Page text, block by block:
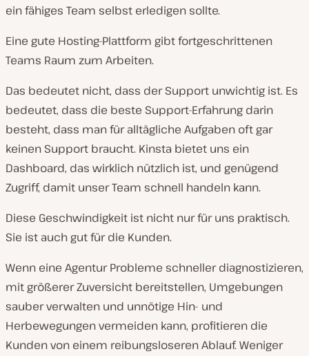
ein fähiges Team selbst erledigen sollte.
Eine gute Hosting-Plattform gibt fortgeschrittenen
Teams Raum zum Arbeiten.
Das bedeutet nicht, dass der Support unwichtig ist. Es
bedeutet, dass die beste Support-Erfahrung darin
besteht, dass man für alltägliche Aufgaben oft gar
keinen Support braucht. Kinsta bietet uns ein
Dashboard, das wirklich nützlich ist, und genügend
Zugriff, damit unser Team schnell handeln kann.
Diese Geschwindigkeit ist nicht nur für uns praktisch.
Sie ist auch gut für die Kunden.
Wenn eine Agentur Probleme schneller diagnostizieren,
mit größerer Zuversicht bereitstellen, Umgebungen
sauber verwalten und unnötige Hin- und
Herbewegungen vermeiden kann, profitieren die
Kunden von einem reibungsloseren Ablauf. Weniger